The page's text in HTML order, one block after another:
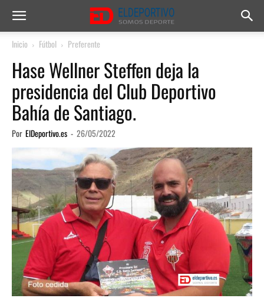
Inicio Fútbol Preferente
Hase Wellner Steffen deja la
presidencia del Club Deportivo
Bahía de Santiago.
Por ElDeportivo.es - 26/05/2022